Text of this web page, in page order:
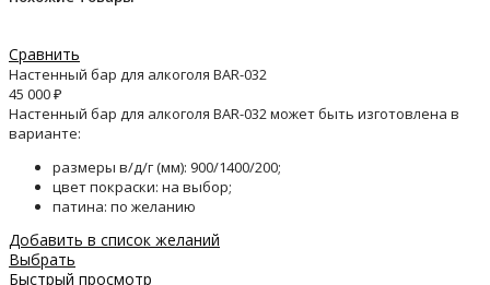
Сравнить
Настенный бар для алкоголя BAR-032
45 000₽
Настенный бар для алкоголя BAR-032 может быть изготовлена в
варианте:
размеры в/д/г (мм): 900/1400/200;
цвет покраски: на выбор;
патина: по желанию
Добавить в список желаний
Выбрать
Быстрый просмотр